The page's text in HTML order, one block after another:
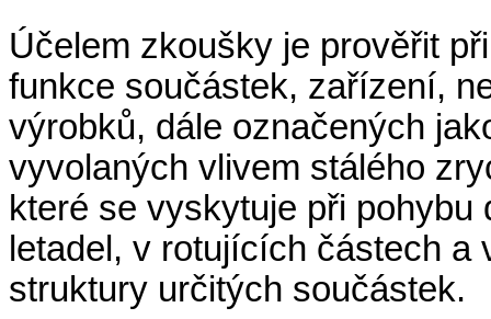
Účelem zkoušky je prověřit
funkce součástek, zařízení,
výrobků, dále označených
vyvolaných vlivem stálého
které se vyskytuje při
letadel, v rotujících částech
struktury určitých součástek.